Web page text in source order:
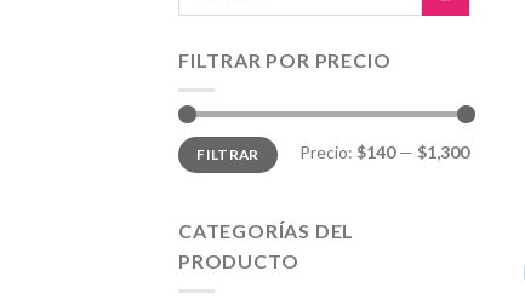
FILTRAR POR PRECIO
Precio
mínimo
Precio
máximo
FILTRAR Precio: $140— $1,300
CATEGORÍAS DEL
PRODUCTO